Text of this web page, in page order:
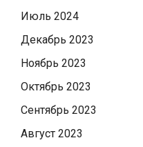
Июль 2024
Декабрь 2023
Ноябрь 2023
Октябрь 2023
Сентябрь 2023
Август 2023